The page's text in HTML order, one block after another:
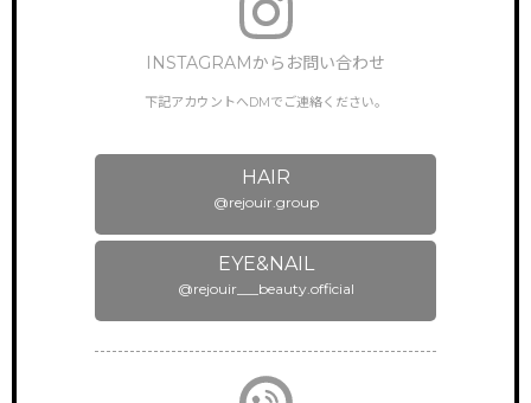
INSTAGRAMからお問い合わせ
下記アカウントへDMでご連絡ください。
HAIR
@rejouir.group
EYE&NAIL
@rejouir___beauty.official